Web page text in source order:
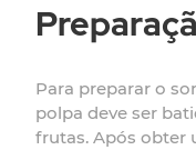
Para preparar o
polpa deve ser
frutas. Após obter